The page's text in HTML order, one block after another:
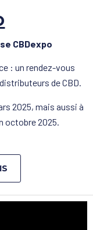
CBDexpo
: un rendez-vous
de CBD.
2025, mais aussi à
octobre 2025.